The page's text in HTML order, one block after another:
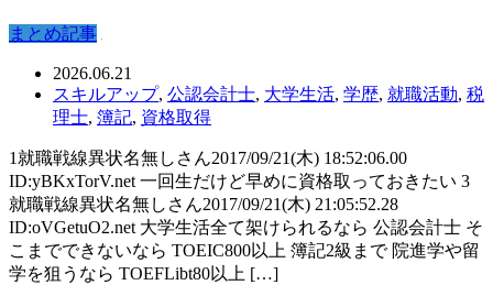
まとめ記事
2026.06.21
スキルアップ, 公認会計士, 大学生活, 学歴, 就職活動, 税
理士, 簿記, 資格取得
1就職戦線異状名無しさん2017/09/21(木) 18:52:06.00
ID:yBKxTorV.net 一回生だけど早めに資格取っておきたい 3
就職戦線異状名無しさん2017/09/21(木) 21:05:52.28
ID:oVGetuO2.net 大学生活全て架けられるなら 公認会計士 そ
こまでできないなら TOEIC800以上 簿記2級まで 院進学や留
学を狙うなら TOEFLibt80以上 […]